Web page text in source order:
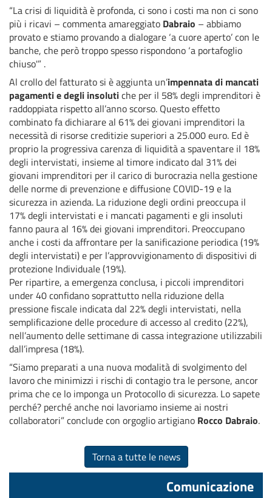
“La crisi di liquidità è profonda, ci sono i costi ma non ci sono
più i ricavi – commenta amareggiato Dabraio – abbiamo
provato e stiamo provando a dialogare ‘a cuore aperto’ con le
banche, che però troppo spesso rispondono ‘a portafoglio
chiuso'” .
Al crollo del fatturato si è aggiunta un’impennata di mancati
pagamenti e degli insolutiche per il 58% degli imprenditori è
raddoppiata rispetto all’anno scorso. Questo effetto
combinato fa dichiarare al 61% dei giovani imprenditori la
necessità di risorse creditizie superiori a 25.000 euro. Ed è
proprio la progressiva carenza di liquidità a spaventare il 18%
degli intervistati, insieme al timore indicato dal 31% dei
giovani imprenditori per il carico di burocrazia nella gestione
delle norme di prevenzione e diffusione COVID-19 e la
sicurezza in azienda. La riduzione degli ordini preoccupa il
17% degli intervistati e i mancati pagamenti e gli insoluti
fanno paura al 16% dei giovani imprenditori. Preoccupano
anche i costi da affrontare per la sanificazione periodica (19%
degli intervistati) e per l’approvvigionamento di dispositivi di
protezione Individuale (19%).
Per ripartire, a emergenza conclusa, i piccoli imprenditori
under 40 confidano soprattutto nella riduzione della
pressione fiscale indicata dal 22% degli intervistati, nella
semplificazione delle procedure di accesso al credito (22%),
nell’aumento delle settimane di cassa integrazione utilizzabili
dall’impresa (18%).
“Siamo preparati a una nuova modalità di svolgimento del
lavoro che minimizzi i rischi di contagio tra le persone, ancor
prima che ce lo imponga un Protocollo di sicurezza. Lo sapete
perché? perché anche noi lavoriamo insieme ai nostri
collaboratori” conclude con orgoglio artigiano Rocco Dabraio.
Torna a tutte le news
Comunicazione